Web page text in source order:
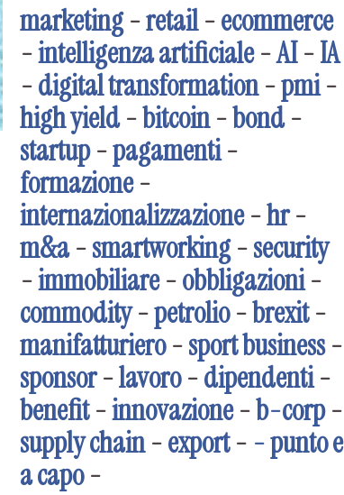
marketing-retail-ecommerce
-intelligenza artificiale-AI-IA
-digital transformation-pmi-
high yield-bitcoin-bond-
startup-pagamenti-
formazione-
internazionalizzazione-hr-
m&a-smartworking-security
-immobiliare-obbligazioni-
commodity-petrolio-brexit-
manifatturiero-sport business-
sponsor-lavoro-dipendenti-
benefit-innovazione-b-corp-
supply chain-export- - punto e
a capo-